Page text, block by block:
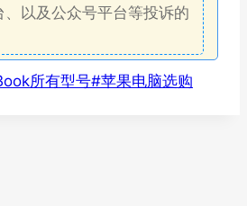
以及公众号平台等投诉的
所有型号#苹果电脑选购